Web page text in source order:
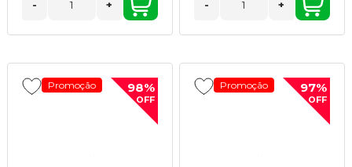
- + - +
Promoção 98%
OFF
Promoção 97%
OFF